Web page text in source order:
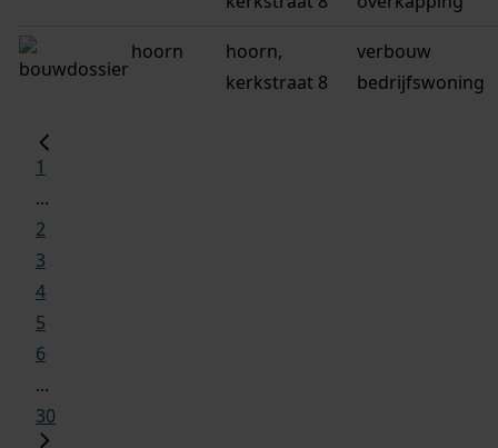
hoorn
hoorn,
kerkstraat 8
verbouw
bedrijfswoning
1
...
2
3
4
5
6
...
30